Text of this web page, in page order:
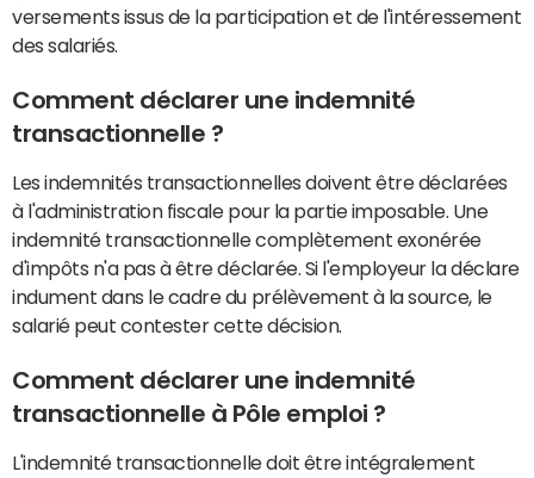
versements issus de la participation et de l'intéressement
des salariés.
Comment déclarer une indemnité
transactionnelle ?
Les indemnités transactionnelles doivent être déclarées
à l'administration fiscale pour la partie imposable. Une
indemnité transactionnelle complètement exonérée
d'impôts n'a pas à être déclarée. Si l'employeur la déclare
indument dans le cadre du prélèvement à la source, le
salarié peut contester cette décision.
Comment déclarer une indemnité
transactionnelle à Pôle emploi ?
L'indemnité transactionnelle doit être intégralement